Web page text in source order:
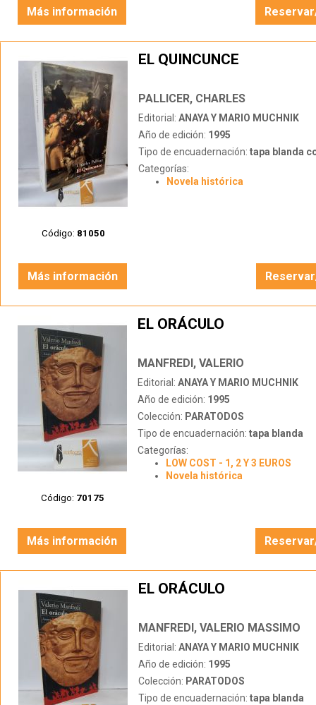
Más información
Código: 81050
EL QUINCUNCE
PALLICER, CHARLES
Editorial: ANAYA Y MARIO MUCHNIK
Año de edición: 1995
Tipo de encuadernación: tapa blanda
Categorías:
Novela histórica
Más información
Código: 70175
EL ORÁCULO
MANFREDI, VALERIO
Editorial: ANAYA Y MARIO MUCHNIK
Año de edición: 1995
Colección: PARATODOS
Tipo de encuadernación: tapa blanda
Categorías:
LOW COST - 1, 2 Y 3 EUROS
Novela histórica
Más información
EL ORÁCULO
MANFREDI, VALERIO MASSIMO
Editorial: ANAYA Y MARIO MUCHNIK
Año de edición: 1995
Colección: PARATODOS
Tipo de encuadernación: tapa blanda